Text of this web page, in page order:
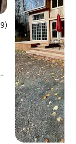
moyenne de 5 sur 5,